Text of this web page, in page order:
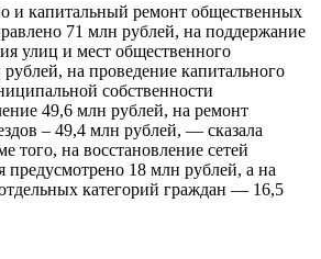
и капитальный ремонт общественных
71 млн рублей, на поддержание
улиц и мест общественного
на проведение капитального
собственности
49,6 млн рублей, на ремонт
– 49,4 млн рублей, — сказала
на восстановление сетей
предусмотрено 18 млн рублей, а на
категорий граждан — 16,5